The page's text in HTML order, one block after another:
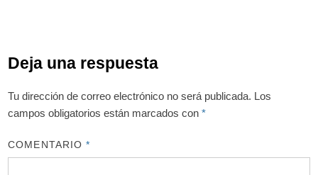
Deja una respuesta
Tu dirección de correo electrónico no será publicada. Los
campos obligatorios están marcados con*
COMENTARIO*